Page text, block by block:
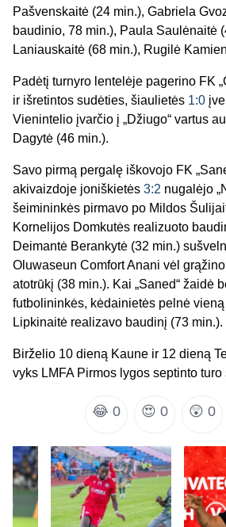
Pašvenskaitė (24 min.), Gabriela
baudinio, 78 min.), Paula Saulėnaitė
Laniauskaitė (68 min.), Rugilė
Padėtį turnyro lentelėje pagerino FK
ir išretintos sudėties, šiaulietės 1:0
Vienintelio įvarčio į „Džiugo“ vartus
Dagytė (46 min.).
Savo pirmą pergalę iškovojo FK
akivaizdoje joniškietės 3:2 nugalėjo
šeimininkės pirmavo po Mildos
Kornelijos Domkutės realizuoto
Deimantė Berankytė (32 min.)
Oluwaseun Comfort Anani vėl
atotrūkį (38 min.). Kai „Saned“ žaidė
futbolininkės, kėdainietės pelnė
Lipkinaitė realizavo baudinį (73 min.).
Birželio 10 dieną Kaune ir 12 dieną
vyks LMFA Pirmos lygos septinto turo
😂 0 😍 0 😲 0